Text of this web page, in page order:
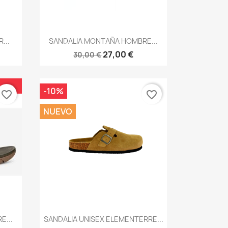
Vista rápida
SANDALIA MONTAÑA HOMBRE...
30,00 €27,00 €
favorite_border
Vista rápida
SANDALIA UNISEX ELEMENTERRE...
-10%
NUEVO
favorite_border